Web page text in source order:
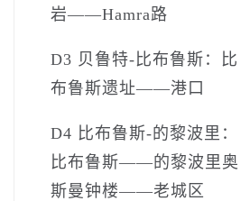
岩——Hamra路
D3 贝鲁特-比布鲁斯：比
布鲁斯遗址——港口
D4 比布鲁斯-的黎波里：
比布鲁斯——的黎波里奥
斯曼钟楼——老城区